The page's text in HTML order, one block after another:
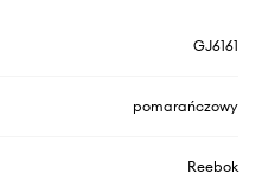
GJ6161
pomarańczowy
Reebok